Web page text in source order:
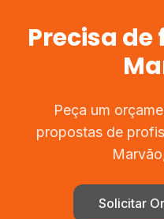
Precisa de
Peça um
propostas de
Marvão
Solicitar